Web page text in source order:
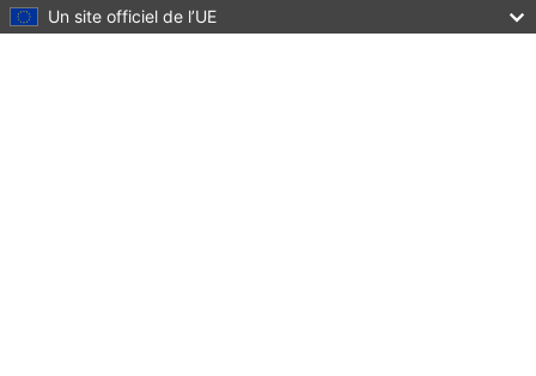
Un site officiel de l’UE